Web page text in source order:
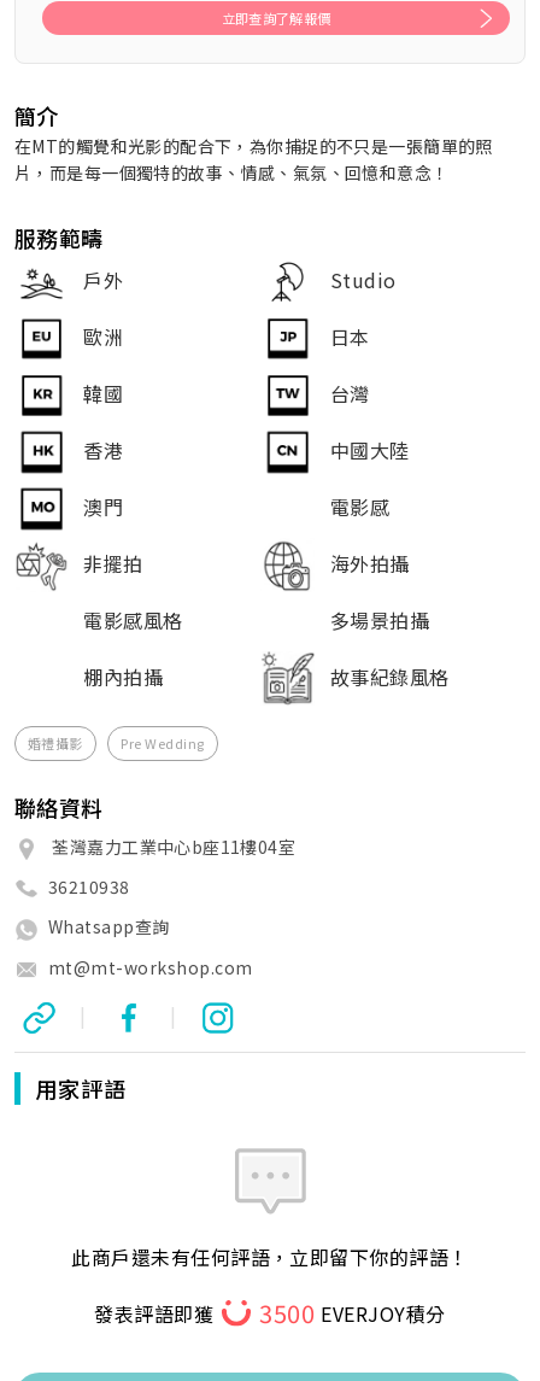
立即查詢了解報價
簡介
在MT的觸覺和光影的配合下，為你捕捉的不只是一張簡單的照
片，而是每一個獨特的故事、情感、氣氛、回憶和意念！
服務範疇
戶外
Studio
歐洲
日本
韓國
台灣
香港
中國大陸
澳門
電影感
非擺拍
海外拍攝
電影感風格
多場景拍攝
棚內拍攝
故事紀錄風格
婚禮攝影 Pre Wedding
聯絡資料
荃灣嘉力工業中心b座11樓04室
36210938
Whatsapp查詢
mt@mt-workshop.com
| |
用家評語
此商戶還未有任何評語，立即留下你的評語！
發表評語即獲
3500 EVERJOY積分